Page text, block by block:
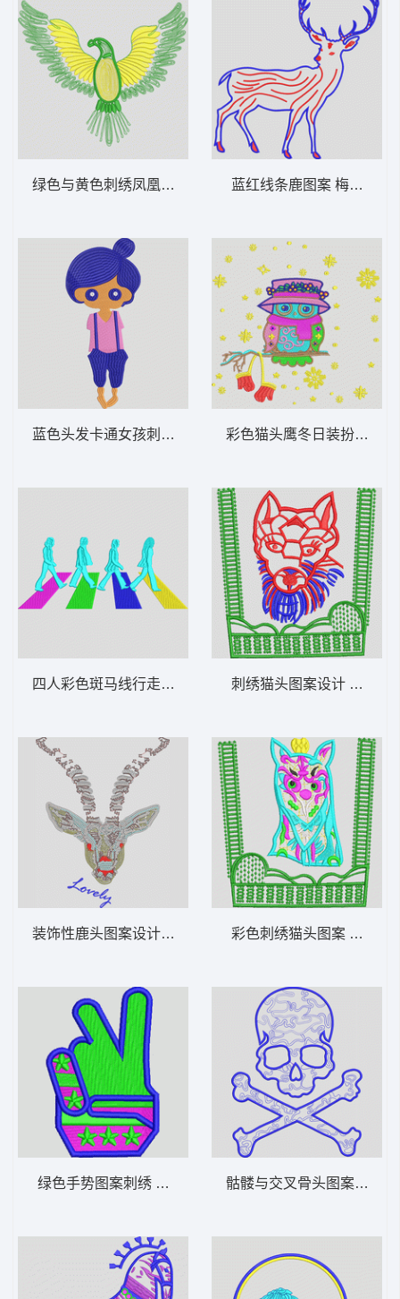
绿色与黄色刺绣凤凰图案 老鹰
蓝色头发卡通女孩刺绣 美女
四人彩色斑马线行走 卡通行人过马路
装饰性鹿头图案设计 亮片梅花鹿
绿色手势图案刺绣 手指
蓝红线条鹿图案 梅花鹿
彩色猫头鹰冬日装扮 猫头鹰
刺绣猫头图案设计 小狗
彩色刺绣猫头图案 小狗
骷髅与交叉骨头图案 骷髅